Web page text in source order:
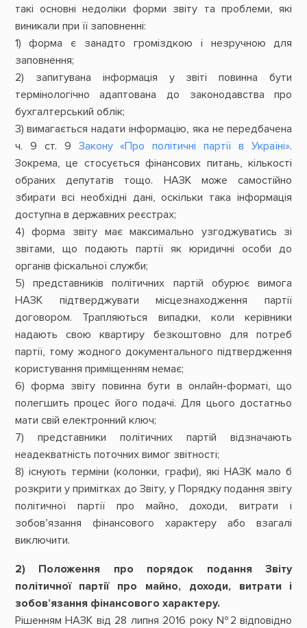
такі основні недоліки форми звіту та проблеми, які
виникали при її заповненні:
1) форма є занадто громіздкою і незручною для
заповнення;
2) запитувана інформація у звіті повинна бути
термінологічно адаптована до законодавства про
бухгалтерський облік;
3) вимагається надати інформацію, яка не передбачена
ч. 9 ст. 9 Закону «Про політичні партії в Україні».
Зокрема, це стосується фінансових питань, кількості
обраних депутатів тощо. НАЗК може самостійно
збирати всі необхідні дані, оскільки така інформація
доступна в державних реєстрах;
4) форма звіту має максимально узгоджуватись зі
звітами, що подають партії як юридичні особи до
органів фіскальної служби;
5) представників політичних партій обурює вимога
НАЗК підтверджувати місцезнаходження партії
договором. Трапляються випадки, коли керівники
надають свою квартиру безкоштовно для потреб
партії, тому жодного документального підтвердження
користування приміщенням немає;
6) форма звіту повинна бути в онлайн-форматі, що
полегшить процес його подачі. Для цього достатньо
мати свій електронний ключ;
7) представники політичних партій відзначають
неадекватність поточних вимог звітності;
8) існують терміни (колонки, графи), які НАЗК мало б
розкрити у примітках до Звіту, у Порядку подання звіту
політичної партії про майно, доходи, витрати і
зобов’язання фінансового характеру або взагалі
виключити.
2) Положення про порядок подання Звіту
політичної партії про майно, доходи, витрати і
зобов’язання фінансового характеру.
Рішенням НАЗК від 28 липня 2016 року №2 відповідно